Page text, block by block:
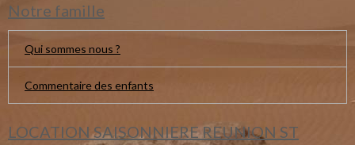
Notre famille
Qui sommes nous ?
Commentaire des enfants
LOCATION SAISONNIERE REUNION ST